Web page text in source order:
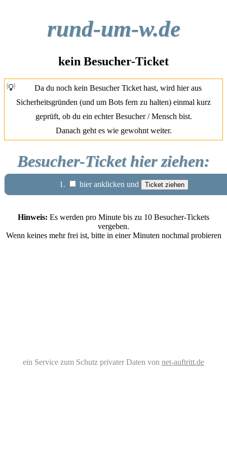
rund-um-w.de
kein Besucher-Ticket
💡
Da du noch kein Besucher Ticket hast, wird hier aus
Sicherheitsgründen (und um Bots fern zu halten) einmal kurz
geprüft, ob du ein echter Besucher / Mensch bist.
Danach geht es wie gewohnt weiter.
Besucher-Ticket hier ziehen:
1. hier anklicken und
Hinweis: Es werden pro Minute bis zu 10 Besucher-Tickets
vergeben.
Wenn keines mehr frei ist, bitte in einer Minuten nochmal probieren
ein Service zum Schutz privater Daten von net-auftritt.de